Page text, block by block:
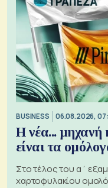
BUSINESS 06.08.2026,
Η νέα... μηχανή
είναι τα
Στο τέλος του α΄
χαρτοφυλακίου